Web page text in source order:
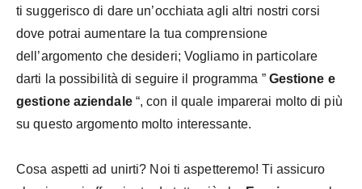
ti suggerisco di dare un’occhiata agli altri nostri corsi
dove potrai aumentare la tua comprensione
dell’argomento che desideri; Vogliamo in particolare
darti la possibilità di seguire il programma ” Gestione e
gestione aziendale“, con il quale imparerai molto di più
su questo argomento molto interessante.
Cosa aspetti ad unirti? Noi ti aspetteremo! Ti assicuro